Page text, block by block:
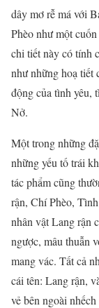
dây mơ rễ má với
Phèo như một
chi tiết này có tính
như những hoạ tiết
động của tình yêu,
Nở.
Một trong những
những yếu tố trái
tác phẩm cũng
rận, Chí Phèo,
nhân vật Lang rận
ngược, mâu thuẫn
mang vác. Tất cả
cái tên: Lang rận,
vẻ bên ngoài